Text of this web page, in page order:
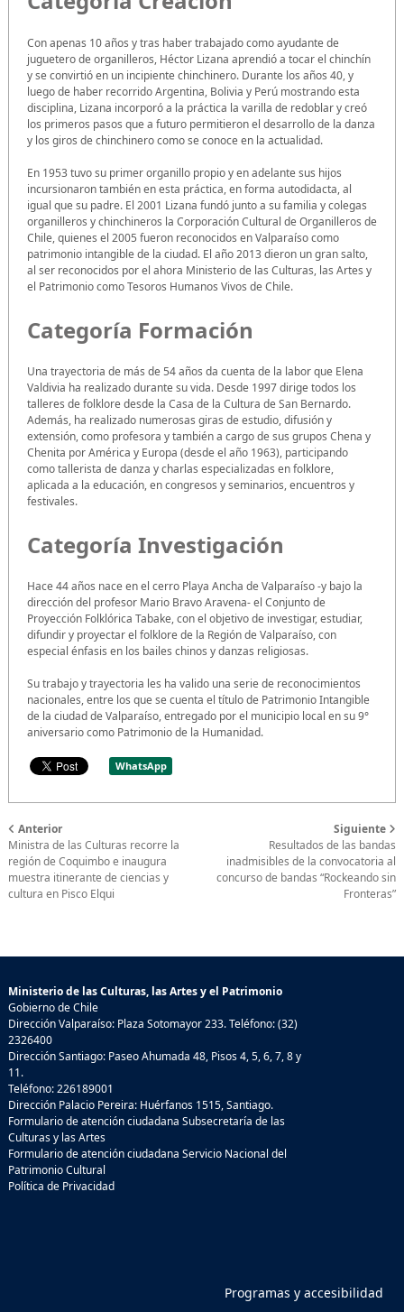
Con apenas 10 años y tras haber trabajado como ayudante de
juguetero de organilleros, Héctor Lizana aprendió a tocar el chinchín
y se convirtió en un incipiente chinchinero. Durante los años 40, y
luego de haber recorrido Argentina, Bolivia y Perú mostrando esta
disciplina, Lizana incorporó a la práctica la varilla de redoblar y creó
los primeros pasos que a futuro permitieron el desarrollo de la danza
y los giros de chinchinero como se conoce en la actualidad.
En 1953 tuvo su primer organillo propio y en adelante sus hijos
incursionaron también en esta práctica, en forma autodidacta, al
igual que su padre. El 2001 Lizana fundó junto a su familia y colegas
organilleros y chinchineros la Corporación Cultural de Organilleros de
Chile, quienes el 2005 fueron reconocidos en Valparaíso como
patrimonio intangible de la ciudad. El año 2013 dieron un gran salto,
al ser reconocidos por el ahora Ministerio de las Culturas, las Artes y
el Patrimonio como Tesoros Humanos Vivos de Chile.
Categoría Formación
Una trayectoria de más de 54 años da cuenta de la labor que Elena
Valdivia ha realizado durante su vida. Desde 1997 dirige todos los
talleres de folklore desde la Casa de la Cultura de San Bernardo.
Además, ha realizado numerosas giras de estudio, difusión y
extensión, como profesora y también a cargo de sus grupos Chena y
Chenita por América y Europa (desde el año 1963), participando
como tallerista de danza y charlas especializadas en folklore,
aplicada a la educación, en congresos y seminarios, encuentros y
festivales.
Categoría Investigación
Hace 44 años nace en el cerro Playa Ancha de Valparaíso -y bajo la
dirección del profesor Mario Bravo Aravena- el Conjunto de
Proyección Folklórica Tabake, con el objetivo de investigar, estudiar,
difundir y proyectar el folklore de la Región de Valparaíso, con
especial énfasis en los bailes chinos y danzas religiosas.
Su trabajo y trayectoria les ha valido una serie de reconocimientos
nacionales, entre los que se cuenta el título de Patrimonio Intangible
de la ciudad de Valparaíso, entregado por el municipio local en su 9°
aniversario como Patrimonio de la Humanidad.
WhatsApp
Anterior
Ministra de las Culturas recorre la
región de Coquimbo e inaugura
muestra itinerante de ciencias y
cultura en Pisco Elqui
Siguiente
Resultados de las bandas
inadmisibles de la convocatoria al
concurso de bandas “Rockeando sin
Fronteras”
Ministerio de las Culturas, las Artes y el Patrimonio
Gobierno de Chile
Dirección Valparaíso: Plaza Sotomayor 233. Teléfono: (32)
2326400
Dirección Santiago: Paseo Ahumada 48, Pisos 4, 5, 6, 7, 8 y
11.
Teléfono: 226189001
Dirección Palacio Pereira: Huérfanos 1515, Santiago.
Formulario de atención ciudadana Subsecretaría de las
Culturas y las Artes
Formulario de atención ciudadana Servicio Nacional del
Patrimonio Cultural
Política de Privacidad
Programas y accesibilidad